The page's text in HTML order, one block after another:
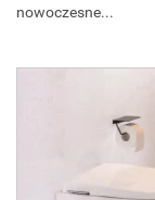
nowoczesne...